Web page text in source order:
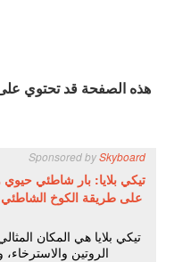
هذه الصفحة قد تحتوي